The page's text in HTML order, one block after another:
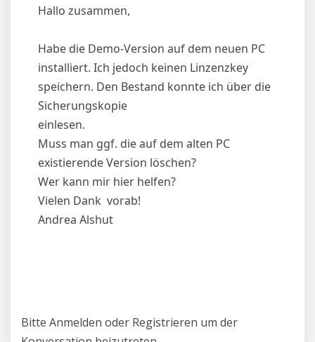
Hallo zusammen,
Habe die Demo-Version auf dem neuen PC
installiert. Ich jedoch keinen Linzenzkey
speichern. Den Bestand konnte ich über die
Sicherungskopie
einlesen.
Muss man ggf. die auf dem alten PC
existierende Version löschen?
Wer kann mir hier helfen?
Vielen Dank vorab!
Andrea Alshut
Bitte Anmelden oder Registrieren um der